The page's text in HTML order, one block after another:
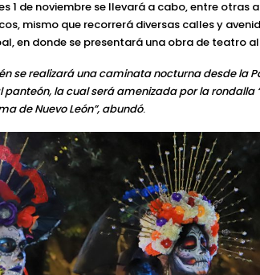
1 de noviembre se llevará a cabo, entre otras
mismo que recorrerá diversas calles y
en donde se presentará una obra de teatro
se realizará una caminata nocturna desde la
panteón, la cual será amenizada por la rondalla
de Nuevo León”, abundó.